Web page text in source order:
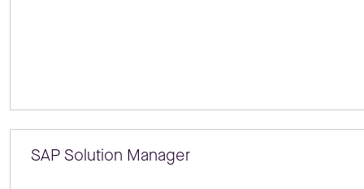
SAP Solution Manager